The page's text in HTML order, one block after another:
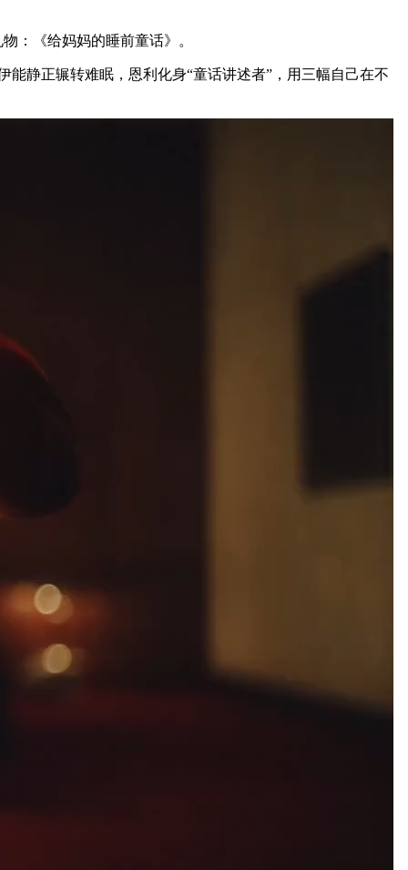
：《给妈妈的睡前童话》。
静正辗转难眠，恩利化身“童话讲述者”，用三幅自己在不